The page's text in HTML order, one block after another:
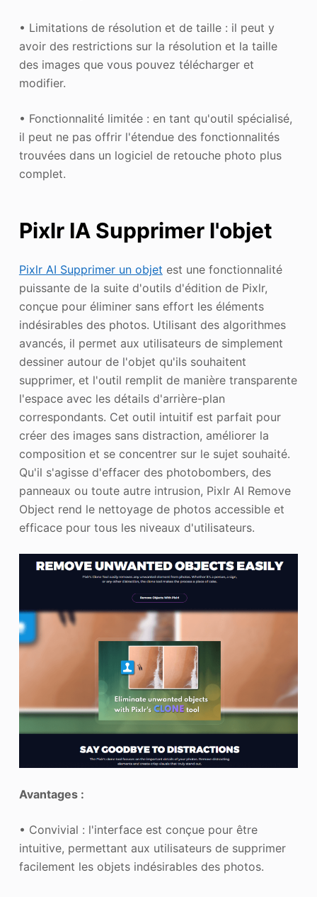
• Limitations de résolution et de taille : il peut y
avoir des restrictions sur la résolution et la taille
des images que vous pouvez télécharger et
modifier.
• Fonctionnalité limitée : en tant qu'outil spécialisé,
il peut ne pas offrir l'étendue des fonctionnalités
trouvées dans un logiciel de retouche photo plus
complet.
Pixlr IASupprimer l'objet
Pixlr AI Supprimer un objet est une fonctionnalité
puissante de la suite d'outils d'édition de Pixlr,
conçue pour éliminer sans effort les éléments
indésirables des photos. Utilisant des algorithmes
avancés, il permet aux utilisateurs de simplement
dessiner autour de l'objet qu'ils souhaitent
supprimer, et l'outil remplit de manière transparente
l'espace avec les détails d'arrière-plan
correspondants. Cet outil intuitif est parfait pour
créer des images sans distraction, améliorer la
composition et se concentrer sur le sujet souhaité.
Qu'il s'agisse d'effacer des photobombers, des
panneaux ou toute autre intrusion, Pixlr AI Remove
Object rend le nettoyage de photos accessible et
efficace pour tous les niveaux d'utilisateurs.
Avantages :
• Convivial : l'interface est conçue pour être
intuitive, permettant aux utilisateurs de supprimer
facilement les objets indésirables des photos.